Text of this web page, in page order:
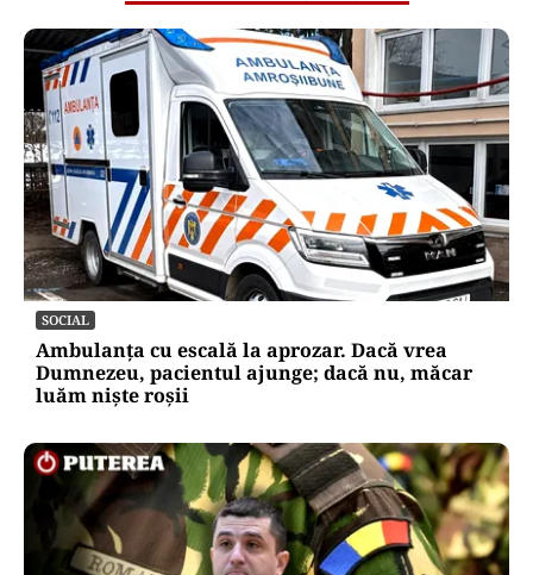
SOCIAL
Ambulanța cu escală la aprozar. Dacă vrea
Dumnezeu, pacientul ajunge; dacă nu, măcar
luăm niște roșii